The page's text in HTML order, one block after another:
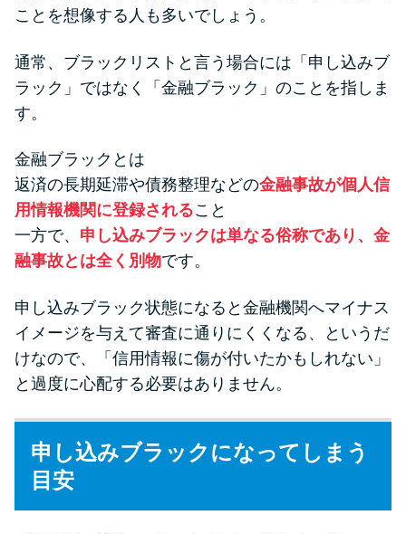
ことを想像する人も多いでしょう。
通常、ブラックリストと言う場合には「申し込みブ
ラック」ではなく「金融ブラック」のことを指しま
す。
金融ブラックとは
返済の長期延滞や債務整理などの金融事故が個人信
用情報機関に登録されること
一方で、 申し込みブラックは単なる俗称であり、金
融事故とは全く別物です。
申し込みブラック状態になると金融機関へマイナス
イメージを与えて審査に通りにくくなる、というだ
けなので、「信用情報に傷が付いたかもしれない」
と過度に心配する必要はありません。
申し込みブラックになってしまう
目安